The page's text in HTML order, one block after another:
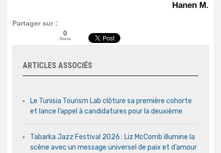
Hanen M.
Partager sur :
0
Shares
ARTICLES ASSOCIÉS
Le Tunisia Tourism Lab clôture sa première cohorte
et lance l’appel à candidatures pour la deuxième
Tabarka Jazz Festival 2026 : Liz McComb illumine la
scène avec un message universel de paix et d’amour